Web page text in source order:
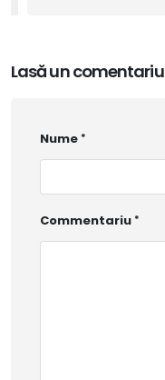
Lasă un comentariu
Nume
Commentariu